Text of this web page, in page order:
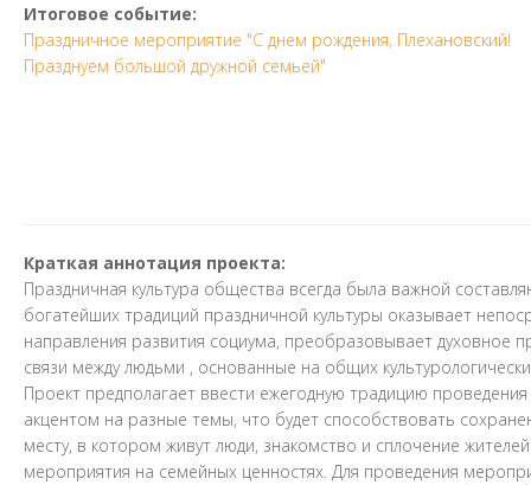
Итоговое событие:
Праздничное мероприятие "С днем рождения, Плехановский!
Празднуем большой дружной семьей"
Краткая аннотация проекта:
Праздничная культура общества всегда была важной
богатейших традиций праздничной культуры оказывает
направления развития социума, преобразовывает духовное
связи между людьми , основанные на общих
Проект предполагает ввести ежегодную традицию
акцентом на разные темы, что будет способствовать
месту, в котором живут люди, знакомство и сплочение
мероприятия на семейных ценностях. Для проведения